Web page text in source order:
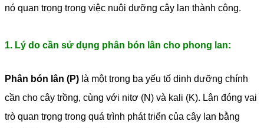
nó quan trọng trong việc nuôi dưỡng cây lan thành công.
1. Lý do cần sử dụng phân bón lân cho phong lan:
Phân bón lân (P) là một trong ba yếu tố dinh dưỡng chính
cần cho cây trồng, cùng với nitơ (N) và kali (K). Lân đóng vai
trò quan trọng trong quá trình phát triển của cây lan bằng